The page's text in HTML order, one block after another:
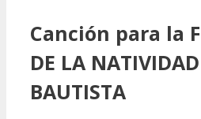
Canción para la
DE LA
BAUTISTA